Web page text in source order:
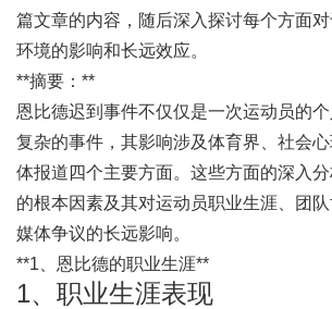
篇文章的内容，随后深入探讨每个方面
环境的影响和长远效应。
**摘要：**
恩比德迟到事件不仅仅是一次运动员的
复杂的事件，其影响涉及体育界、社会
体报道四个主要方面。这些方面的深入
的根本因素及其对运动员职业生涯、团
媒体争议的长远影响。
**1、恩比德的职业生涯**
1、职业生涯表现